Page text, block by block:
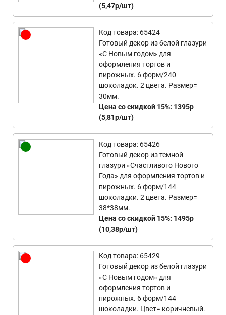
(5,47р/шт)
Код товара: 65424
Готовый декор из белой глазури
«С Новым годом» для
оформления тортов и
пирожных. 6 форм/240
шоколадок. 2 цвета. Размер=
30мм.
Цена со скидкой 15%: 1395р
(5,81р/шт)
Код товара: 65426
Готовый декор из темной
глазури «Счастливого Нового
Года» для оформления тортов и
пирожных. 6 форм/144
шоколадки. 2 цвета. Размер=
38*38мм.
Цена со скидкой 15%: 1495р
(10,38р/шт)
Код товара: 65429
Готовый декор из белой глазури
«С Новым годом» для
оформления тортов и
пирожных. 6 форм/144
шоколадки. Цвет= коричневый.